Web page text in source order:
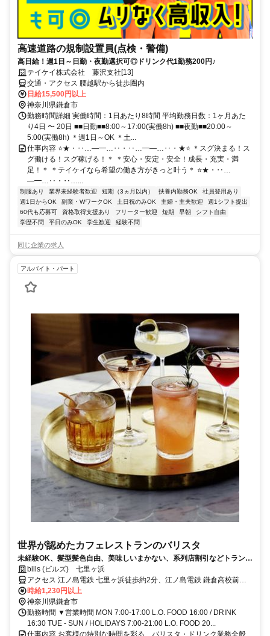
高速道路の規制設置員(点検・警備)
高日給！週1日～日勤・夜勤選択可◎ドリンク代1勤務200円♪
テイケイ株式会社 藤沢支社[13]
交通・アクセス 腰越駅から徒歩圏内
日給15,500円以上
神奈川県鎌倉市
勤務時間詳細 実働時間：1日あたり8時間 平均勤務日数：1ヶ月あた
り4日 〜 20日 ■■日勤■■8:00～17:00(実働8h) ■■夜勤■■20:00～
5:00(実働8h) ＊週1日～OK ＊土...
仕事内容 ⭐★・‥…―━…‥・‥…━―…‥・★⭐ ＊スグ決まる！ス
グ働ける！スグ稼げる！＊ ＊安心・安定・安全！成長・充実・満
足！＊ ＊テイケイなら希望の働き方がきっと叶う＊ ⭐★・‥…
―━…‥・‥…...
制服あり 業界未経験者歓迎 短期（3ヵ月以内） 扶養内勤務OK
社員登用あり
週1日からOK
副業・WワークOK 土日祝のみOK 主婦・主夫歓迎
週1シフト提出
60代も応募可
資格取得支援あり フリーター歓迎 短期 早朝
シフト自由
学歴不問
平日のみOK 学生歓迎 経験不問
同じ企業の求人
アルバイト・パート
世界が認めたカフェレストランのバリスタ
未経験OK、髪型髪色自由、美味しいまかない、系列店割引などトランジ
ットならではの厚待遇♪丁寧な研修で安心してスタート！著名人にも愛さ
れ、各国メディアで「世界一の朝食」と称されたbillsでこだわりのコー
ヒーと洗練されたサービスを提供しませんか？
bills (ビルズ) 七里ヶ浜
アクセス 江ノ島電鉄 七里ヶ浜徒歩約2分、江ノ島電鉄 鎌倉高校前東
口徒歩約11分、江ノ島電鉄 稲村ヶ崎徒歩約15分 江ノ島電鉄 七里ヶ浜
駅 徒歩1分
時給1,230円以上
神奈川県鎌倉市
勤務時間 ▼営業時間 MON 7:00-17:00 L.O. FOOD 16:00 / DRINK
16:30 TUE - SUN / HOLIDAYS 7:00-21:00 L.O. FOOD 20...